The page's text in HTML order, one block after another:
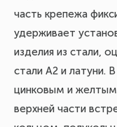
часть крепежа
удерживает
изделия из стали,
стали А2 и латуни.
цинковым и
верхней части